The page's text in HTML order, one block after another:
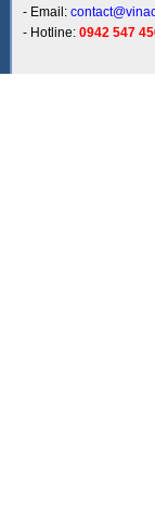
- Email:
- Hotline: 0942 547